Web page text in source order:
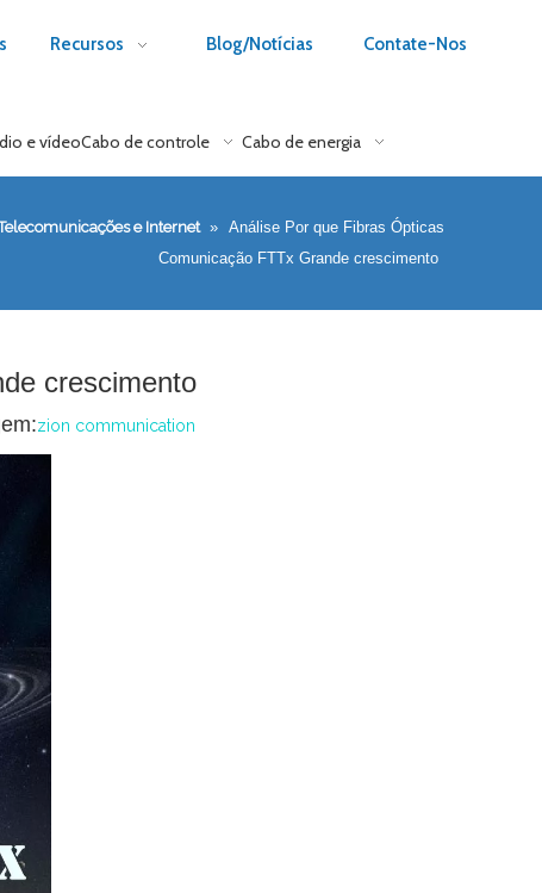
Recursos Blog/Notícias Contate-Nos
e vídeoCabo de controle Cabo de energia
e Internet » Análise Por que Fibras Ópticas
Comunicação FTTx Grande crescimento
crescimento
zion communication